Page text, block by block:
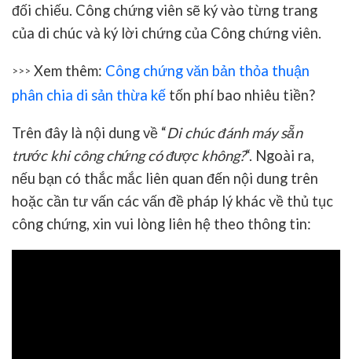
đối chiếu. Công chứng viên sẽ ký vào từng trang
của di chúc và ký lời chứng của Công chứng viên.
>>> Xem thêm: Công chứng văn bản thỏa thuận
phân chia di sản thừa kế tốn phí bao nhiêu tiền?
Trên đây là nội dung về “Di chúc đánh máy sẵn
trước khi công chứng có được không?“. Ngoài ra,
nếu bạn có thắc mắc liên quan đến nội dung trên
hoặc cần tư vấn các vấn đề pháp lý khác về thủ tục
công chứng, xin vui lòng liên hệ theo thông tin: